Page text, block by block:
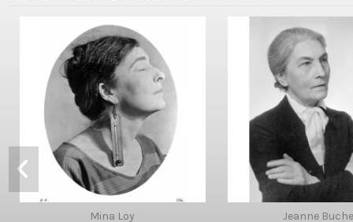
Mina Loy Jeanne